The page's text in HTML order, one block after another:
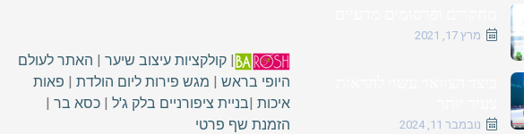
מרץ 17, 2021
נובמבר 11, 2024
| קולקציות עיצוב שיער | האתר לעולם
היופי בראש | מגש פירות ליום הולדת | פאות
איכות |בניית ציפורניים בלק ג'ל | כסא בר |
הזמנת שף פרטי